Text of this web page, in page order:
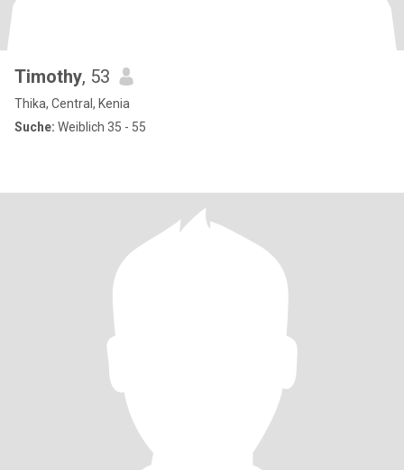
Timothy, 53
Thika, Central, Kenia
Suche: Weiblich 35 - 55